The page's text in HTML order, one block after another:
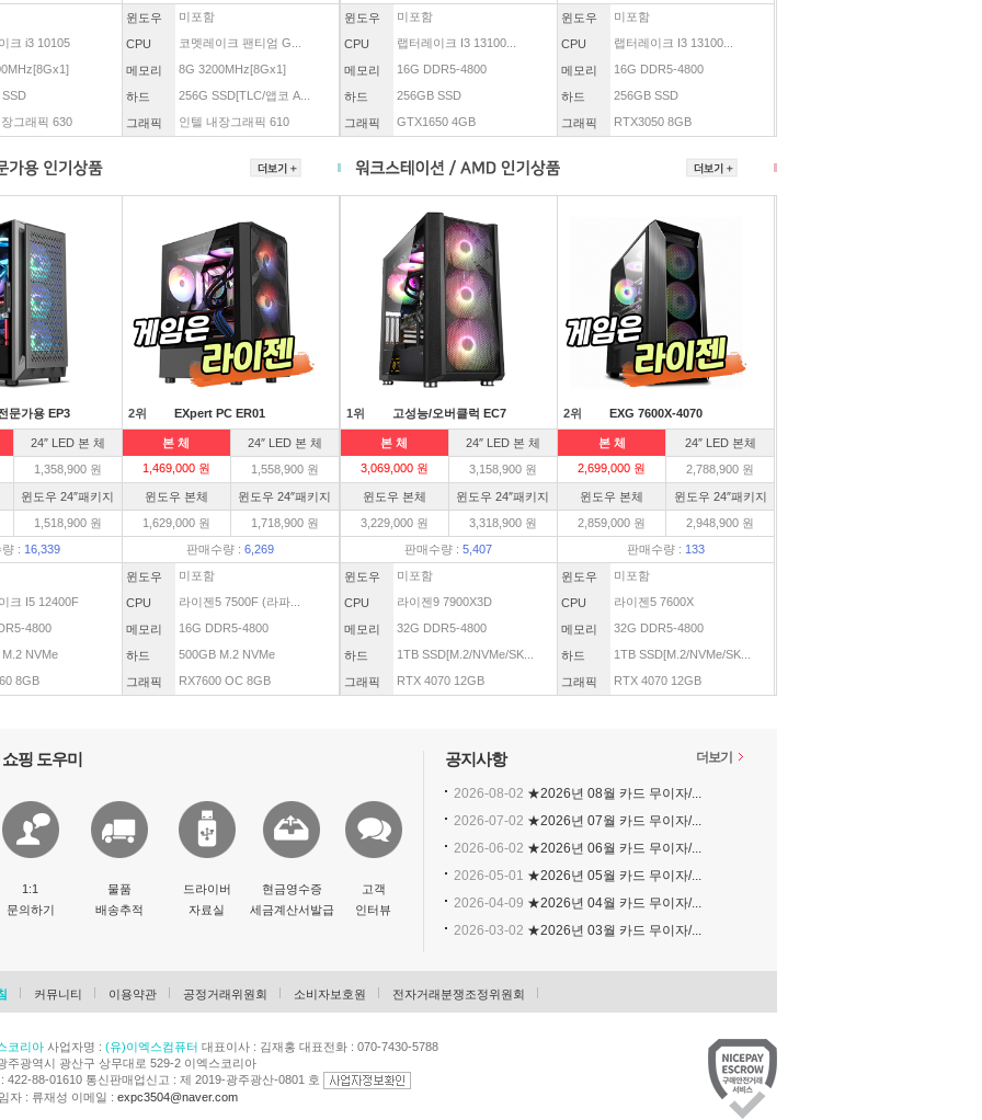
크 i3 10105
그래픽 630
윈도우 미포함
CPU 코멧레이크 팬티엄 G...
메모리 8G 3200MHz[8Gx1]
하드 256G SSD[TLC/앱코 A...
그래픽 인텔 내장그래픽 610
윈도우 미포함
CPU 랩터레이크 I3 13100...
메모리 16G DDR5-4800
하드 256GB SSD
그래픽 GTX1650 4GB
윈도우 미포함
CPU 랩터레이크 I3 13100...
메모리 16G DDR5-4800
하드 256GB SSD
그래픽 RTX3050 8GB
문가용 EP3
24″ LED 본 체
1,358,900 원
윈도우 24″패키지
1,518,900 원
: 16,339
크 I5 12400F
4800
NVMe
8GB
2위 EXpert PC ER01
본 체
24″ LED 본 체
1,469,000 원
1,558,900 원
윈도우 본체
윈도우 24″패키지
1,629,000 원
1,718,900 원
판매수량 :6,269
윈도우 미포함
CPU 라이젠5 7500F (라파...
메모리 16G DDR5-4800
하드 500GB M.2 NVMe
그래픽 RX7600 OC 8GB
1위 고성능/오버클럭 EC7
본 체
24″ LED 본 체
3,069,000 원
3,158,900 원
윈도우 본체
윈도우 24″패키지
3,229,000 원
3,318,900 원
판매수량 :5,407
윈도우 미포함
CPU 라이젠9 7900X3D
메모리 32G DDR5-4800
하드 1TB SSD[M.2/NVMe/SK...
그래픽 RTX 4070 12GB
2위 EXG 7600X-4070
본 체
24″ LED 본체
2,699,000 원
2,788,900 원
윈도우 본체
윈도우 24″패키지
2,859,000 원
2,948,900 원
판매수량 : 133
윈도우 미포함
CPU 라이젠5 7600X
메모리 32G DDR5-4800
하드 1TB SSD[M.2/NVMe/SK...
그래픽 RTX 4070 12GB
쇼핑 도우미
1:1
문의하기
물품
배송추적
드라이버
자료실
현금영수증
세금계산서발급
고객
인터뷰
공지사항 더보기
2026-08-02 ★2026년 08월 카드 무이자/...
2026-07-02 ★2026년 07월 카드 무이자/...
2026-06-02 ★2026년 06월 카드 무이자/...
2026-05-01 ★2026년 05월 카드 무이자/...
2026-04-09 ★2026년 04월 카드 무이자/...
2026-03-02 ★2026년 03월 카드 무이자/...
커뮤니티 이용약관 공정거래위원회 소비자보호원 전자거래분쟁조정위원회
코리아사업자명 : (유)이엑스컴퓨터 대표이사 : 김재홍 대표전화 : 070-7430-5788
주광역시 광산구 상무대로 529-2 이엑스코리아
422-88-01610 통신판매업신고 : 제 2019-광주광산-0801 호
자 : 류재성 이메일 : expc3504@naver.com